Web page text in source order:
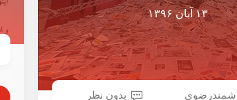
۱۳ آبان ۱۳۹۶
بدون نظر